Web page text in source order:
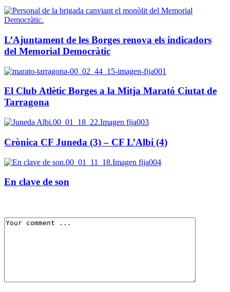
L’Ajuntament de les Borges renova els indicadors
del Memorial Democràtic
El Club Atlètic Borges a la Mitja Marató Ciutat de
Tarragona
Crònica CF Juneda (3) – CF L’Albi (4)
En clave de son